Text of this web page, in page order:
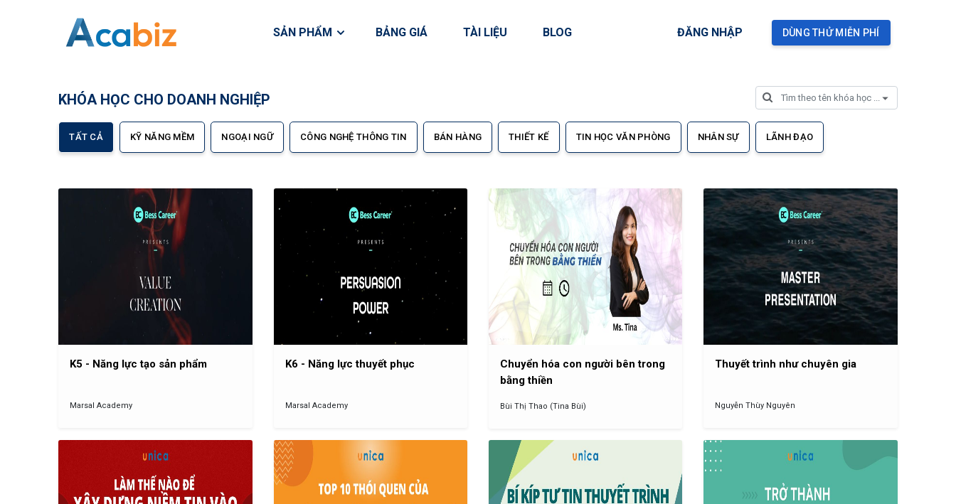
SẢN PHẨM BẢNG GIÁ TÀI LIỆU BLOG ĐĂNG NHẬP DÙNG THỬ MIỄN PHÍ
KHÓA HỌC CHO DOANH NGHIỆP
TẤT CẢ KỸ NĂNG MỀM NGOẠI NGỮ CÔNG NGHỆ THÔNG TIN BÁN HÀNG THIẾT KẾ TIN HỌC VĂN PHÒNG NHÂN SỰ LÃNH ĐẠO
K5 - Năng lực tạo sản phẩm
Marsal Academy
K6 - Năng lực thuyết phục
Marsal Academy
Chuyển hóa con người bên trong
bằng thiền
Bùi Thị Thao (Tina Bùi)
Thuyết trình như chuyên gia
Nguyễn Thùy Nguyên